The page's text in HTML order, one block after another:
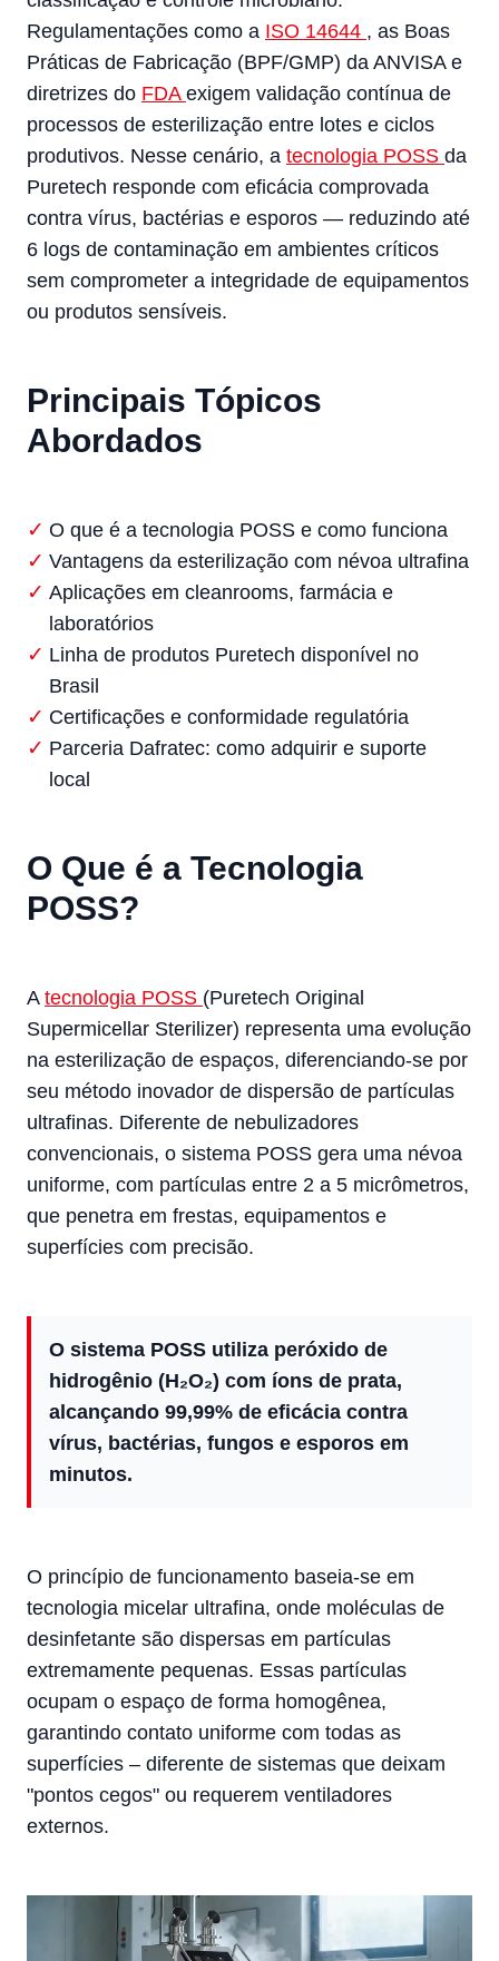
Regulamentações como a ISO 14644 , as Boas
Práticas de Fabricação (BPF/GMP) da ANVISA e
diretrizes do FDA exigem validação contínua de
processos de esterilização entre lotes e ciclos
produtivos. Nesse cenário, a tecnologia POSS da
Puretech responde com eficácia comprovada
contra vírus, bactérias e esporos — reduzindo até
6 logs de contaminação em ambientes críticos
sem comprometer a integridade de equipamentos
ou produtos sensíveis.
Principais Tópicos
Abordados
O que é a tecnologia POSS e como funciona
Vantagens da esterilização com névoa ultrafina
Aplicações em cleanrooms, farmácia e
laboratórios
Linha de produtos Puretech disponível no
Brasil
Certificações e conformidade regulatória
Parceria Dafratec: como adquirir e suporte
local
O Que é a Tecnologia
POSS?
A tecnologia POSS (Puretech Original
Supermicellar Sterilizer) representa uma evolução
na esterilização de espaços, diferenciando-se por
seu método inovador de dispersão de partículas
ultrafinas. Diferente de nebulizadores
convencionais, o sistema POSS gera uma névoa
uniforme, com partículas entre 2 a 5 micrômetros,
que penetra em frestas, equipamentos e
superfícies com precisão.
O sistema POSS utiliza peróxido de
hidrogênio (H₂O₂) com íons de prata,
alcançando 99,99% de eficácia contra
vírus, bactérias, fungos e esporos em
minutos.
O princípio de funcionamento baseia-se em
tecnologia micelar ultrafina, onde moléculas de
desinfetante são dispersas em partículas
extremamente pequenas. Essas partículas
ocupam o espaço de forma homogênea,
garantindo contato uniforme com todas as
superfícies – diferente de sistemas que deixam
"pontos cegos" ou requerem ventiladores
externos.